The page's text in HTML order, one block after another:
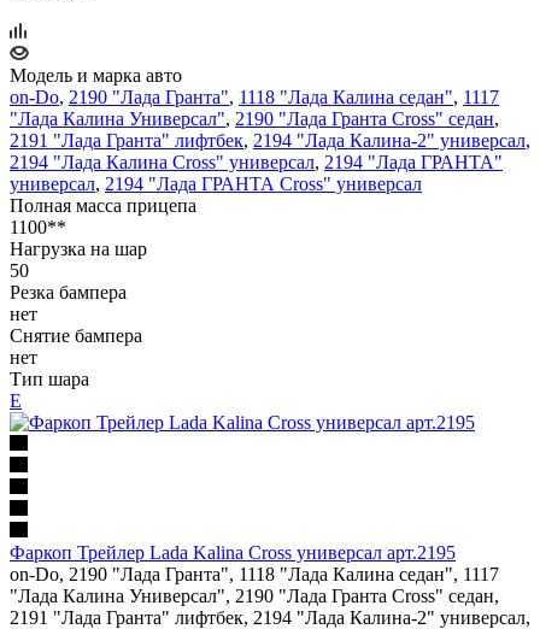
Модель и марка авто
on-Do, 2190 "Лада Гранта", 1118 "Лада Калина седан", 1117
"Лада Калина Универсал", 2190 "Лада Гранта Cross" седан,
2191 "Лада Гранта" лифтбек, 2194 "Лада Калина-2" универсал,
2194 "Лада Калина Cross" универсал, 2194 "Лада ГРАНТА"
универсал, 2194 "Лада ГРАНТА Cross" универсал
Полная масса прицепа
1100**
Нагрузка на шар
50
Резка бампера
нет
Снятие бампера
нет
Тип шара
Е
Фаркоп Трейлер Lada Kalina Cross универсал арт.2195
on-Do, 2190 "Лада Гранта", 1118 "Лада Калина седан", 1117
"Лада Калина Универсал", 2190 "Лада Гранта Cross" седан,
2191 "Лада Гранта" лифтбек, 2194 "Лада Калина-2" универсал,